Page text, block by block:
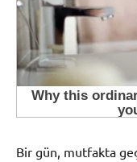
Bir gün, mutfakta